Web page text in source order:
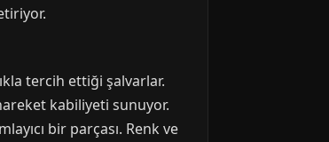
tercih ettiği şalvarlar.
kabiliyeti sunuyor.
bir parçası. Renk ve